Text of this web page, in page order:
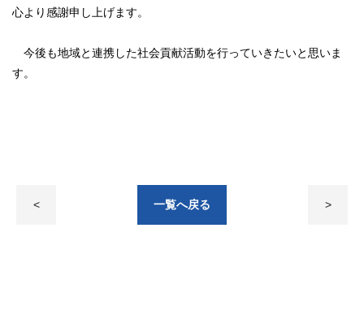
心より感謝申し上げます。
今後も地域と連携した社会貢献活動を行っていきたいと思いま
す。
< 一覧へ戻る >